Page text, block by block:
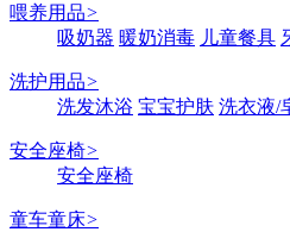
喂养用品>
吸奶器 暖奶消毒 儿童餐具
洗护用品>
洗发沐浴 宝宝护肤 洗衣液/
安全座椅>
安全座椅
童车童床>